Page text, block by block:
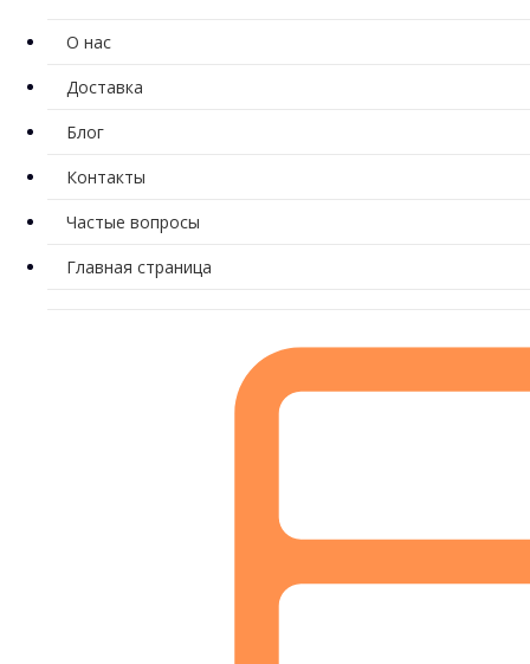
О нас
Доставка
Блог
Контакты
Частые вопросы
Главная страница